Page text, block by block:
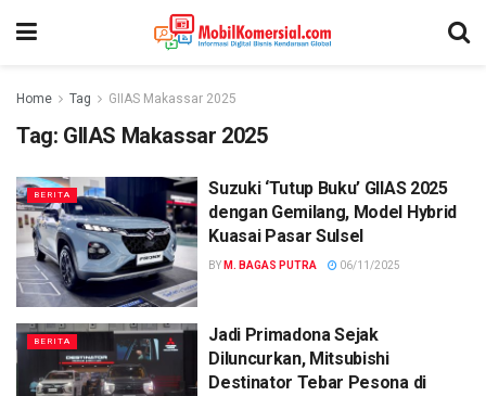
Home Tag GIIAS Makassar 2025
Tag: GIIAS Makassar 2025
BERITA
Suzuki ‘Tutup Buku’ GIIAS 2025
dengan Gemilang, Model Hybrid
Kuasai Pasar Sulsel
BY M. BAGAS PUTRA 06/11/2025
BERITA
Jadi Primadona Sejak
Diluncurkan, Mitsubishi
Destinator Tebar Pesona di